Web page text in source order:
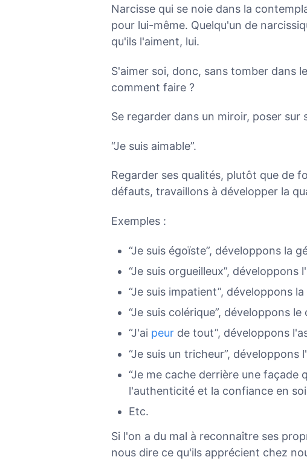
Narcisse qui se noie dans la
pour lui-même. Quelqu'un de
qu'ils l'aiment, lui.
S'aimer soi, donc, sans tomber dans
comment faire ?
Se regarder dans un miroir, poser
“Je suis aimable”.
Regarder ses qualités, plutôt que de
défauts, travaillons à développer la
Exemples :
“Je suis égoïste”, développons la
“Je suis orgueilleux”, développons
“Je suis impatient”, développons
“Je suis colérique”, développons
“J'ai peurde tout”, développons
“Je suis un tricheur”, développons
“Je me cache derrière une façade
l'authenticité et la confiance en
Etc.
Si l'on a du mal à reconnaître ses
nous dire ce qu'ils apprécient chez